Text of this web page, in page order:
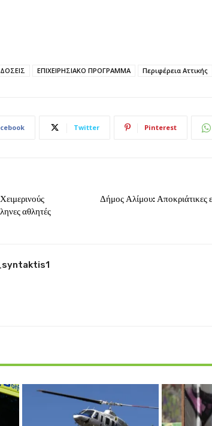
ΕΠΙΧΕΙΡΗΣΙΑΚΟ ΠΡΟΓΡΑΜΜΑ Περιφέρεια Αττικής
Twitter Pinterest
αθλητές
Δήμος Αλίμου: Αποκριάτικες